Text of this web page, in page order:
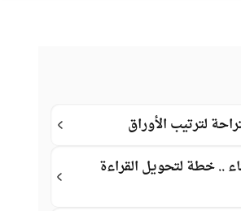
لترتيب الأوراق
.. خطة لتحويل القراءة